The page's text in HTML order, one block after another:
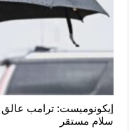
إيكونوميست: ترامب
سلام مستقر